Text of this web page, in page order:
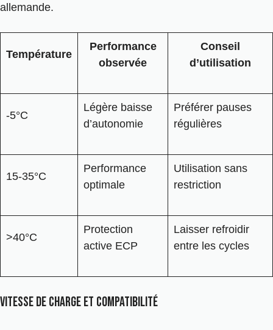
allemande.
Température
Performance
observée
Conseil
d’utilisation
-5°C
Légère baisse
d’autonomie
Préférer pauses
régulières
15-35°C
Performance
optimale
Utilisation sans
restriction
>40°C
Protection
active ECP
Laisser refroidir
entre les cycles
Vitesse de charge et compatibilité